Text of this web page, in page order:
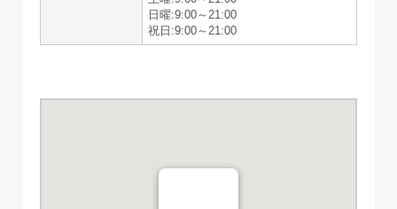
日曜:9:00～21:00
祝日:9:00～21:00